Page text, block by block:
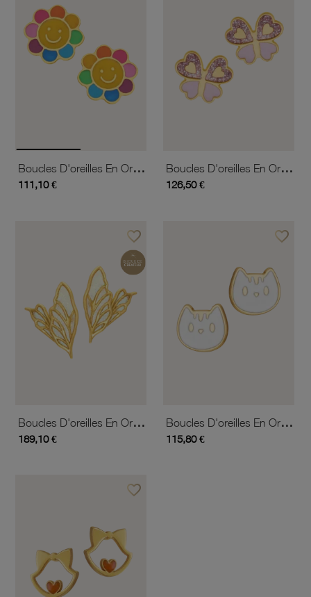
Boucles D'oreilles En Or Jaune Et Laque
111,10 €
Boucles D'oreilles En Or Jaune Et Laque
126,50 €
favorite_borderAjouter à vos favoris
Boucles D'oreilles En Or Jaune Et Laque
189,10 €
favorite_borderAjouter
Boucles D'oreilles En Or Jaune Et Laque, Chat
115,80 €
favorite_borderAjouter à vos favoris